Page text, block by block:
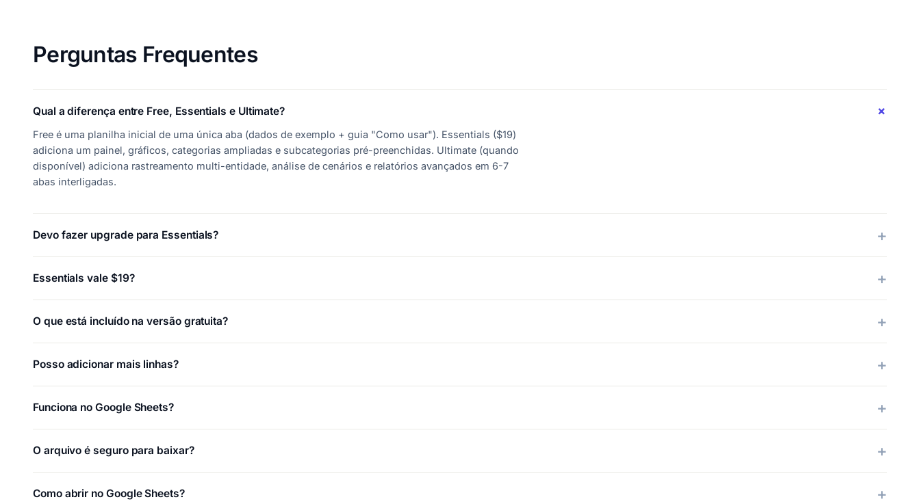
Perguntas Frequentes
Qual a diferença entre Free, Essentials e Ultimate?
Free é uma planilha inicial de uma única aba (dados de exemplo + guia "Como usar"). Essentials ($19)
adiciona um painel, gráficos, categorias ampliadas e subcategorias pré-preenchidas. Ultimate (quando
disponível) adiciona rastreamento multi-entidade, análise de cenários e relatórios avançados em 6-7
abas interligadas.
Devo fazer upgrade para Essentials?
Essentials vale $19?
O que está incluído na versão gratuita?
Posso adicionar mais linhas?
Funciona no Google Sheets?
O arquivo é seguro para baixar?
Como abrir no Google Sheets?